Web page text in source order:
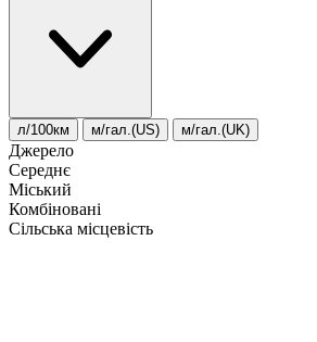
л/100км м/гал.(US) м/гал.(UK)
Джерело
Середнє
Міський
Комбіновані
Сільська місцевість